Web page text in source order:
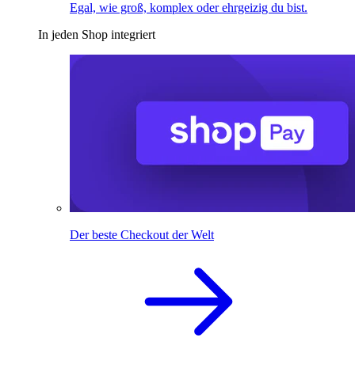
Egal, wie groß, komplex oder ehrgeizig du bist.
In jeden Shop integriert
Der beste Checkout der Welt